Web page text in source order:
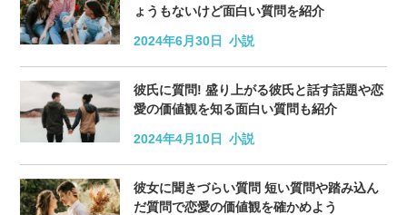
ょうもないけど面白い質問を紹介
2024年6月30日 小説
彼氏に質問! 盛り上がる彼氏と話す話題や恋
愛の価値観を知る面白い質問も紹介
2024年4月10日 小説
彼女に聞きづらい質問 短い質問や踏み込ん
だ質問で恋愛の価値観を確かめよう